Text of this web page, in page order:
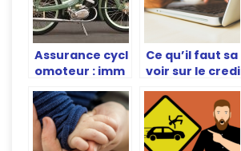
Assurance cycl
omoteur : imm
clo de collectio
n
Ce qu’il faut sa
voir sur le credi
ation